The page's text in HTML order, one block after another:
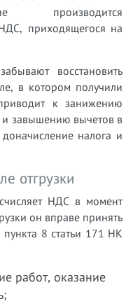
производится
приходящегося на
восстановить
в котором получили
к занижению
завышению вычетов в
налога и
отгрузки
НДС в момент
он вправе принять
пункта 8 статьи 171 НК
работ, оказание